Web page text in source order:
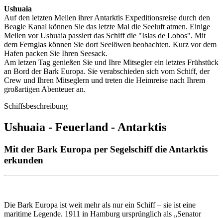
Ushuaia
Auf den letzten Meilen ihrer Antarktis Expeditionsreise durch den
Beagle Kanal können Sie das letzte Mal die Seeluft atmen. Einige
Meilen vor Ushuaia passiert das Schiff die "Islas de Lobos". Mit
dem Fernglas können Sie dort Seelöwen beobachten. Kurz vor dem
Hafen packen Sie Ihren Seesack.
Am letzen Tag genießen Sie und Ihre Mitsegler ein letztes Frühstück
an Bord der Bark Europa. Sie verabschieden sich vom Schiff, der
Crew und Ihren Mitseglern und treten die Heimreise nach Ihrem
großartigen Abenteuer an.
Schiffsbeschreibung
Ushuaia - Feuerland - Antarktis
Mit der Bark Europa per Segelschiff die Antarktis
erkunden
Die Bark Europa ist weit mehr als nur ein Schiff – sie ist eine
maritime Legende. 1911 in Hamburg ursprünglich als „Senator